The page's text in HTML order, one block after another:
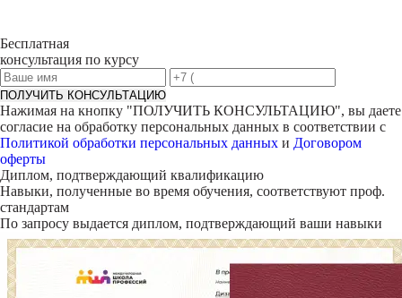
Бесплатная
консультация по курсу
ПОЛУЧИТЬ КОНСУЛЬТАЦИЮ
Нажимая на кнопку "ПОЛУЧИТЬ КОНСУЛЬТАЦИЮ", вы даете
согласие на обработку персональных данных в соответствии с
Политикой обработки персональных данных и Договором
оферты
Диплом, подтверждающий квалификацию
Навыки, полученные во время обучения, соответствуют проф.
стандартам
По запросу выдается диплом, подтверждающий ваши навыки